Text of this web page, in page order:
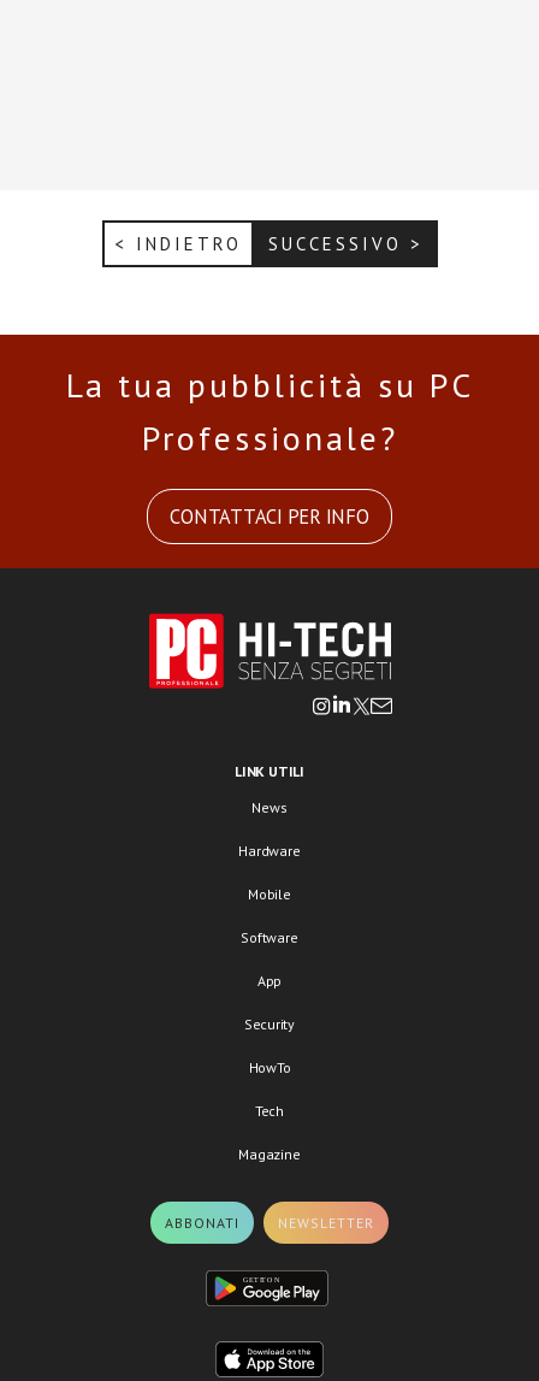
< INDIETRO SUCCESSIVO >
La tua pubblicità su PC
Professionale?
CONTATTACI PER INFO
LINK UTILI
News
Hardware
Mobile
Software
App
Security
HowTo
Tech
Magazine
ABBONATI NEWSLETTER